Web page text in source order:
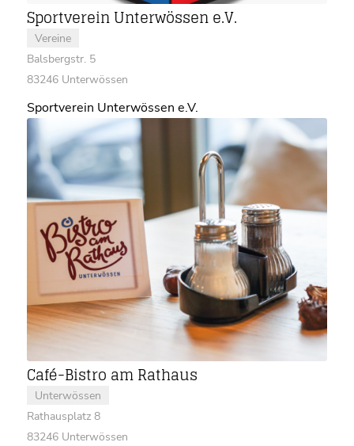
Sportverein Unterwössen e.V.
Vereine
Balsbergstr. 5
83246 Unterwössen
Sportverein Unterwössen e.V.
Café-Bistro am Rathaus
Unterwössen
Rathausplatz 8
83246 Unterwössen